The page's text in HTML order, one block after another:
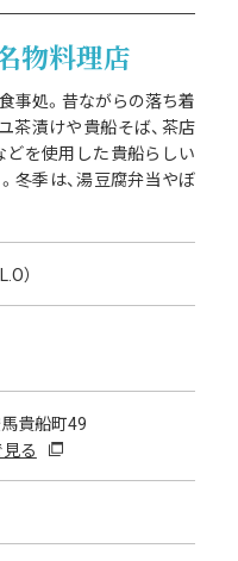
物料理店
事処。昔ながらの落ち着
茶漬けや貴船そば、茶店
どを使用した貴船らしい
冬季は、湯豆腐弁当やぼ
）
貴船町49
る